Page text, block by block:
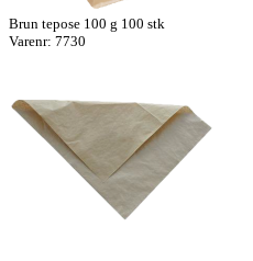
Brun tepose 100 g 100 stk
Varenr: 7730